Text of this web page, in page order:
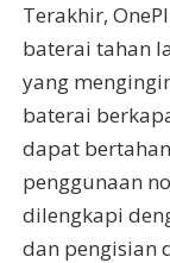
Terakhir,
baterai tahan
yang
baterai
dapat
penggunaan
dilengkapi
dan pengisian